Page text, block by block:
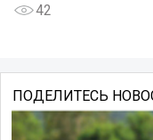
42
ПОДЕЛИТЕСЬ